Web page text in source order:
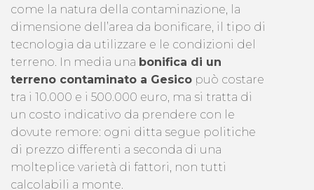
come la natura della contaminazione, la
dimensione dell’area da bonificare, il tipo di
tecnologia da utilizzare e le condizioni del
terreno. In media una bonifica di un
terreno contaminato a Gesico può costare
tra i 10.000 e i 500.000 euro, ma si tratta di
un costo indicativo da prendere con le
dovute remore: ogni ditta segue politiche
di prezzo differenti a seconda di una
molteplice varietà di fattori, non tutti
calcolabili a monte.